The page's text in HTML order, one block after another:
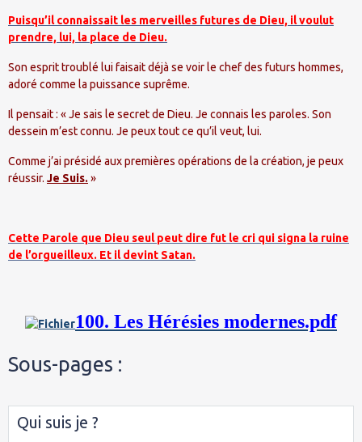
Puisqu’il connaissait les merveilles futures de Dieu, il voulut
prendre, lui, la place de Dieu.
Son esprit troublé lui faisait déjà se voir le chef des futurs hommes,
adoré comme la puissance suprême.
Il pensait : « Je sais le secret de Dieu. Je connais les paroles. Son
dessein m’est connu. Je peux tout ce qu’il veut, lui.
Comme j’ai présidé aux premières opérations de la création, je peux
réussir. Je Suis. »
Cette Parole que Dieu seul peut dire fut le cri qui signa la ruine
de l’orgueilleux. Et il devint Satan.
100. Les Hérésies modernes.pdf
Sous-pages :
Qui suis je ?